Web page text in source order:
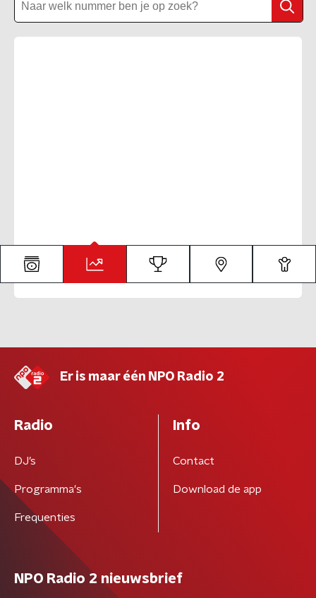
Er is maar één NPO Radio 2
Radio
DJ’s
Programma's
Frequenties
Info
Contact
Download de app
NPO Radio 2 nieuwsbrief